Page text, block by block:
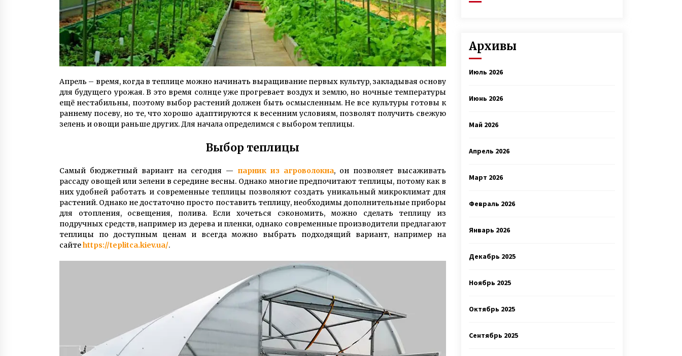
Апрель – время, когда в теплице можно начинать выращивание первых культур, закладывая основу
для будущего урожая. В это время солнце уже прогревает воздух и землю, но ночные температуры
ещё нестабильны, поэтому выбор растений должен быть осмысленным. Не все культуры готовы к
раннему посеву, но те, что хорошо адаптируются к весенним условиям, позволят получить свежую
зелень и овощи раньше других. Для начала определимся с выбором теплицы.
Выбор теплицы
Самый бюджетный вариант на сегодня — парник из агроволокна, он позволяет высаживать
рассаду овощей или зелени в середине весны. Однако многие предпочитают теплицы, потому как в
них удобней работать и современные теплицы позволяют создать уникальный микроклимат для
растений. Однако не достаточно просто поставить теплицу, необходимы дополнительные приборы
для отопления, освещения, полива. Если хочеться сэкономить, можно сделать теплицу из
подручных средств, например из дерева и пленки, однако современные производители предлагают
теплицы по доступным ценам и всегда можно выбрать подходящий вариант, например на
сайтеhttps://teplitca.kiev.ua/.
Архивы
Июль 2026
Июнь 2026
Май 2026
Апрель 2026
Март 2026
Февраль 2026
Январь 2026
Декабрь 2025
Ноябрь 2025
Октябрь 2025
Сентябрь 2025